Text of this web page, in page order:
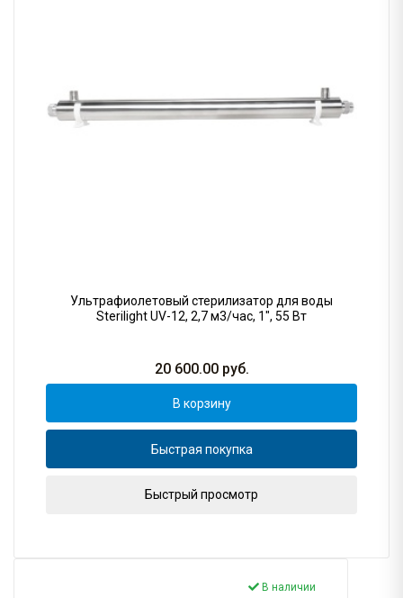
Ультрафиолетовый стерилизатор для воды
Sterilight UV-12, 2,7 м3/час, 1", 55 Вт
20 600.00руб.
В корзину
Быстрая покупка
Быстрый просмотр
В наличии